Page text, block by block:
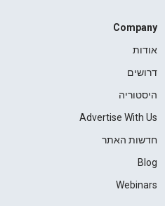
Company
אודות
דרושים
היסטוריה
Advertise With Us
חדשות האתר
Blog
Webinars